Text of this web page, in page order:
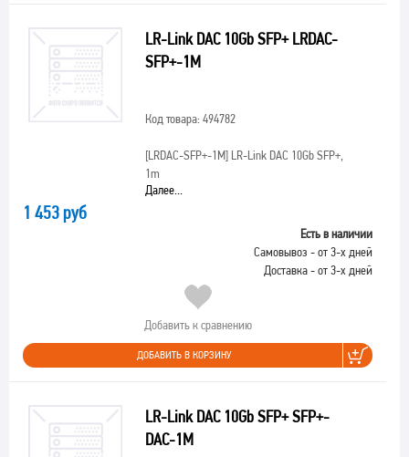
LR-Link DAC 10Gb SFP+ LRDAC-
SFP+-1M
Код товара: 494782
[LRDAC-SFP+-1M]LR-Link DAC 10Gb SFP+,
1m
Далее...
1 453 руб
Есть в наличии
Самовывоз - от 3-х дней
Доставка - от 3-х дней
Добавить к сравнению
ДОБАВИТЬ В КОРЗИНУ
LR-Link DAC 10Gb SFP+ SFP+-
DAC-1M